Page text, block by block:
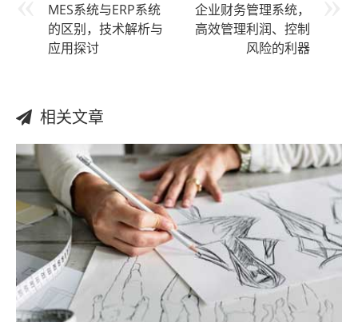
MES系统与ERP系统
的区别，技术解析与
应用探讨
企业财务管理系统，
高效管理利润、控制
风险的利器
相关文章